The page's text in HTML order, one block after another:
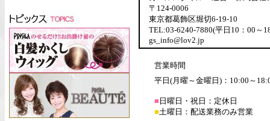
〒124-0006
東京都葛飾区堀切6-19-10
TEL:03-6240-7880(平日10：00～
gs_info@lov2.jp
営業時間
平日(月曜～金曜日)：10:00～
■ 日曜日・祝日：定休日
■土曜日：配送業務のみ営業